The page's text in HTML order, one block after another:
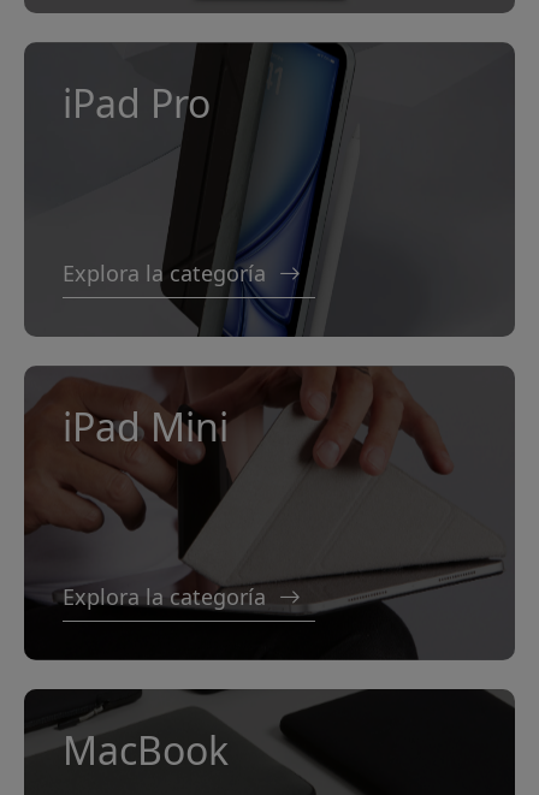
iPad Pro
Explora la categoría
iPad Mini
Explora la categoría
MacBook